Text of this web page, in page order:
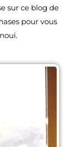
sur ce blog de
pour vous